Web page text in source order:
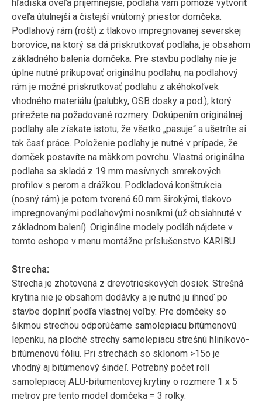
hľadiska oveľa príjemnejšie, podlaha vám pomôže vytvoriť
oveľa útulnejší a čistejší vnútorný priestor domčeka.
Podlahový rám (rošt) z tlakovo impregnovanej severskej
borovice, na ktorý sa dá priskrutkovať podlaha, je obsahom
základného balenia domčeka. Pre stavbu podlahy nie je
úplne nutné prikupovať originálnu podlahu, na podlahový
rám je možné priskrutkovať podlahu z akéhokoľvek
vhodného materiálu (palubky, OSB dosky a pod.), ktorý
prirežete na požadované rozmery. Dokúpením originálnej
podlahy ale získate istotu, že všetko „pasuje“ a ušetríte si
tak časť práce. Položenie podlahy je nutné v prípade, že
domček postavíte na mäkkom povrchu. Vlastná originálna
podlaha sa skladá z 19 mm masívnych smrekových
profilov s perom a drážkou. Podkladová konštrukcia
(nosný rám) je potom tvorená 60 mm širokými, tlakovo
impregnovanými podlahovými nosníkmi (už obsiahnuté v
základnom balení). Originálne modely podláh nájdete v
tomto eshope v menu montážne príslušenstvo KARIBU.
Strecha:
Strecha je zhotovená z drevotrieskových dosiek. Strešná
krytina nie je obsahom dodávky a je nutné ju ihneď po
stavbe doplniť podľa vlastnej voľby. Pre domčeky so
šikmou strechou odporúčame samolepiacu bitúmenovú
lepenku, na ploché strechy samolepiacu strešnú hliníkovo-
bitúmenovú fóliu. Pri strechách so sklonom >15o je
vhodný aj bitúmenový šindeľ. Potrebný počet rolí
samolepiacej ALU-bitumentovej krytiny o rozmere 1 x 5
metrov pre tento model domčeka = 3 rolky.